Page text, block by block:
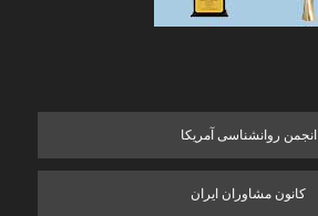
انجمن روانشناسی آمریکا
کانون مشاوران ایران